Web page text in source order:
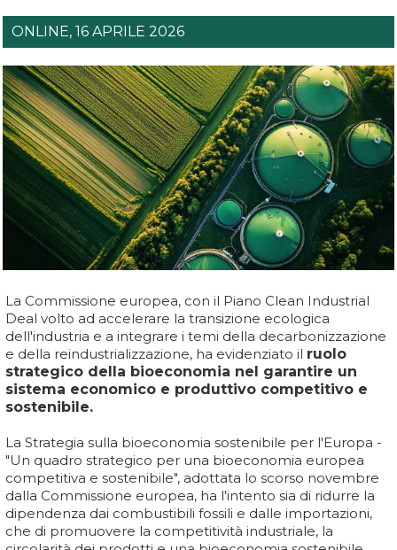
ONLINE, 16 APRILE 2026
La Commissione europea, con il Piano Clean Industrial
Deal volto ad accelerare la transizione ecologica
dell'industria e a integrare i temi della decarbonizzazione
e della reindustrializzazione, ha evidenziato il ruolo
strategico della bioeconomia nel garantire un
sistema economico e produttivo competitivo e
sostenibile.
La Strategia sulla bioeconomia sostenibile per l'Europa -
"Un quadro strategico per una bioeconomia europea
competitiva e sostenibile", adottata lo scorso novembre
dalla Commissione europea, ha l'intento sia di ridurre la
dipendenza dai combustibili fossili e dalle importazioni,
che di promuovere la competitività industriale, la